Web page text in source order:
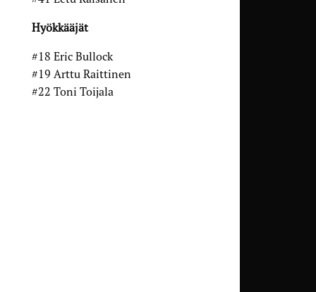
Hyökkääjät
#18 Eric Bullock
#19 Arttu Raittinen
#22 Toni Toijala